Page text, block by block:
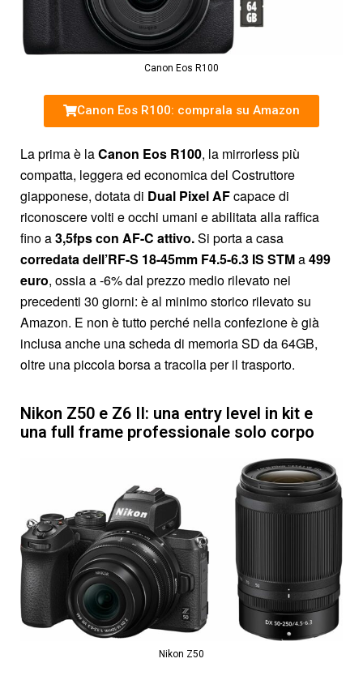
Canon Eos R100
Canon Eos R100: comprala su Amazon
La prima è laCanon Eos R100, la mirrorless più
compatta, leggera ed economica del Costruttore
giapponese, dotata di Dual Pixel AFcapace di
riconoscere volti e occhi umani e abilitata alla raffica
fino a3,5fps con AF-C attivo.Si porta a casa
corredata dell’RF-S 18-45mm F4.5-6.3 IS STMa499
euro, ossia a -6% dal prezzo medio rilevato nei
precedenti 30 giorni: è al minimo storico rilevato su
Amazon. E non è tutto perché nella confezione è già
inclusa anche una scheda di memoria SD da 64GB,
oltre una piccola borsa a tracolla per il trasporto.
Nikon Z50 e Z6 II: una entry level in kit e
una full frame professionale solo corpo
Nikon Z50